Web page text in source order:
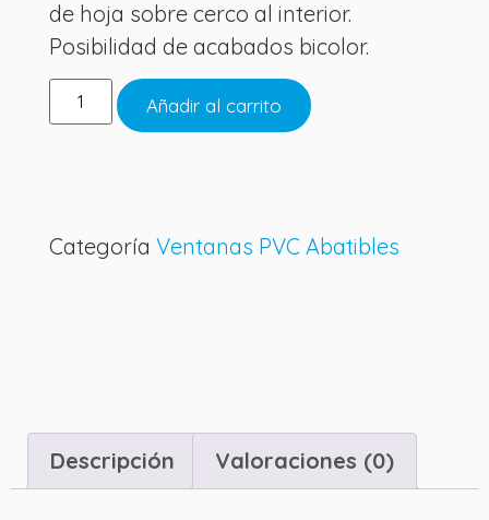
de hoja sobre cerco al interior.
Posibilidad de acabados bicolor.
Añadir al carrito
Categoría Ventanas PVC Abatibles
Descripción Valoraciones (0)